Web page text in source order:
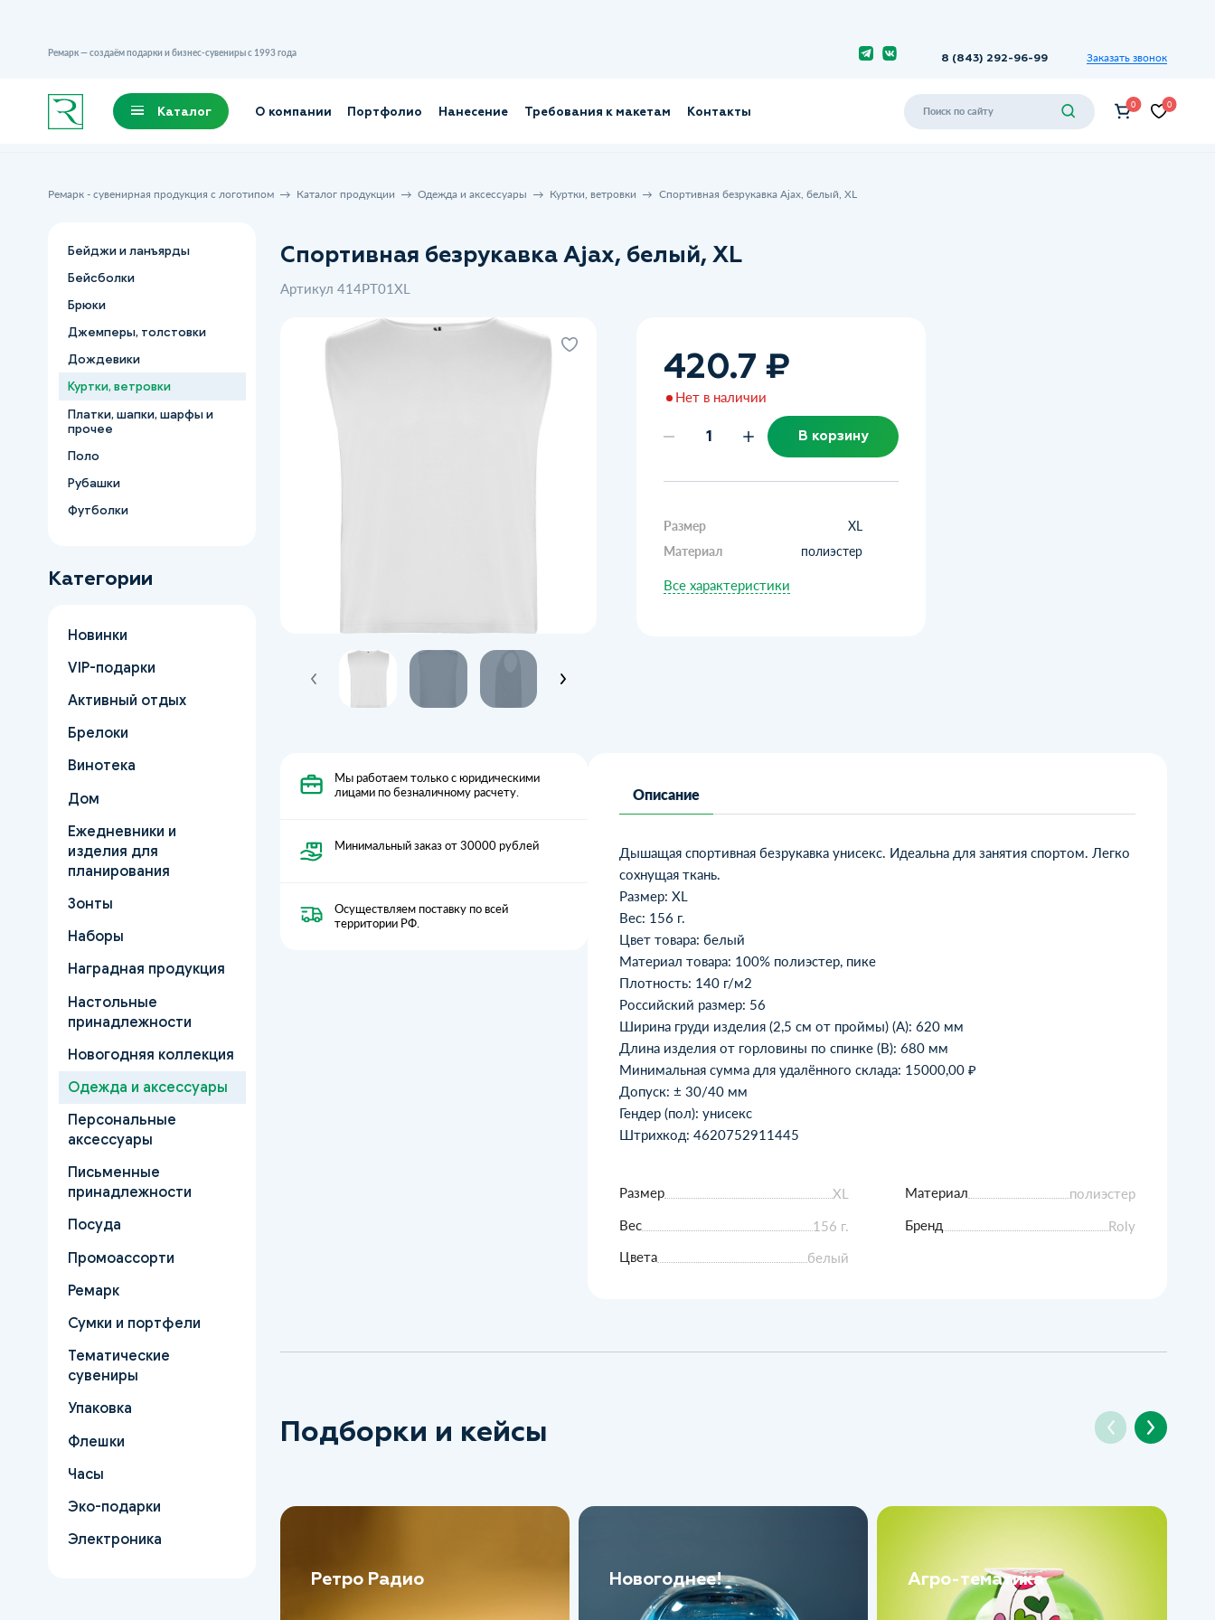
Ремарк — создаём подарки и бизнес-сувениры с 1993 года 8 (843) 292-96-99 Заказать звонок
Каталог О компании Портфолио Нанесение Требования к макетам Контакты 0 0
Ремарк - сувенирная продукция с логотипом Каталог продукции Одежда и аксессуары Куртки, ветровки Спортивная безрукавка Ajax, белый, XL
Бейджи и ланъярды
Бейсболки
Брюки
Джемперы, толстовки
Дождевики
Куртки, ветровки
Платки, шапки, шарфы и
прочее
Поло
Рубашки
Футболки
Категории
Новинки
VIP-подарки
Активный отдых
Брелоки
Винотека
Дом
Ежедневники и
изделия для
планирования
Зонты
Наборы
Наградная продукция
Настольные
принадлежности
Новогодняя коллекция
Одежда и аксессуары
Персональные
аксессуары
Письменные
принадлежности
Посуда
Промоассорти
Ремарк
Сумки и портфели
Тематические
сувениры
Упаковка
Флешки
Часы
Эко-подарки
Электроника
Спортивная безрукавка Ajax, белый, XL
Артикул 414PT01XL
420.7 ₽
Нет в наличии
В корзину
Размер
XL
Материал
полиэстер
Все характеристики
Мы работаем только с юридическими
лицами по безналичному расчету.
Минимальный заказ от 30000 рублей
Осуществляем поставку по всей
территории РФ.
Описание
Дышащая спортивная безрукавка унисекс. Идеальна для занятия спортом. Легко
сохнущая ткань.
Размер: XL
Вес: 156 г.
Цвет товара: белый
Материал товара: 100% полиэстер, пике
Плотность: 140 г/м2
Российский размер: 56
Ширина груди изделия (2,5 см от проймы) (A): 620 мм
Длина изделия от горловины по спинке (B): 680 мм
Минимальная сумма для удалённого склада: 15000,00 ₽
Допуск: ± 30/40 мм
Гендер (пол): унисекс
Штрихкод: 4620752911445
Размер XL Материал
полиэстер
Вес
156 г. Бренд
Roly
Цвета
белый
Подборки и кейсы
Ретро Радио Новогоднее! Агро-тематика